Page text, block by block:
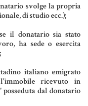
svolge la propria
di studio ecc.);
il donatario sia stato
ha sede o esercita
italiano emigrato
ricevuto in
posseduta dal donatario